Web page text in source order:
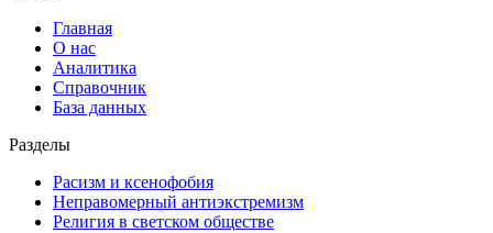
Главная
О нас
Аналитика
Справочник
База данных
Разделы
Расизм и ксенофобия
Неправомерный антиэкстремизм
Религия в светском обществе